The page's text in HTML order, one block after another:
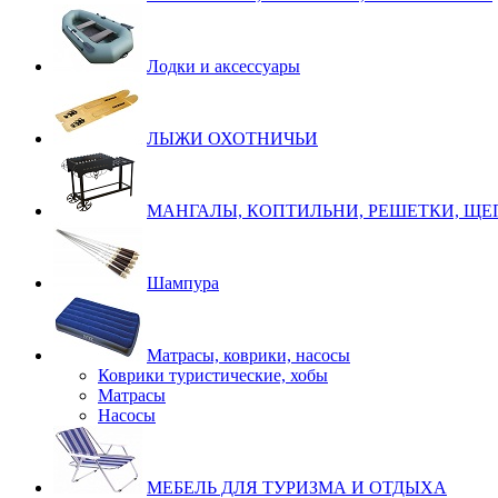
Лодки и аксессуары
ЛЫЖИ ОХОТНИЧЬИ
МАНГАЛЫ, КОПТИЛЬНИ, РЕШЕТКИ,
Шампура
Матрасы, коврики, насосы
Коврики туристические, хобы
Матрасы
Насосы
МЕБЕЛЬ ДЛЯ ТУРИЗМА И ОТДЫХА